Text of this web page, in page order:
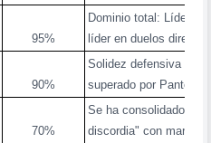
95%
Dominio total: Líder
líder en duelos
90%
Solidez defensiva y
superado por Pantoja.
70%
Se ha consolidado
discordia" con margen